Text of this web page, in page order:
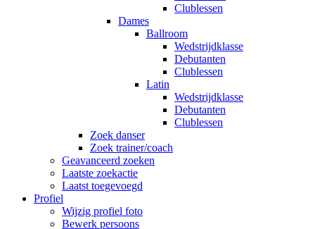
Clublessen
Dames
Ballroom
Wedstrijdklasse
Debutanten
Clublessen
Latin
Wedstrijdklasse
Debutanten
Clublessen
Zoek danser
Zoek trainer/coach
Geavanceerd zoeken
Laatste zoekactie
Laatst toegevoegd
Profiel
Wijzig profiel foto
Bewerk persoons